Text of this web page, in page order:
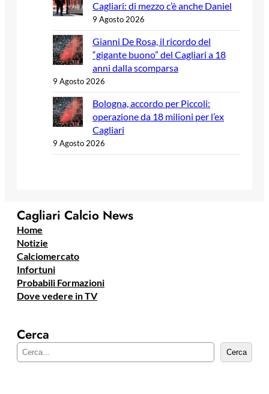
Cagliari: di mezzo c’è anche Daniel
9 Agosto 2026
Gianni De Rosa, il ricordo del
“gigante buono” del Cagliari a 18
anni dalla scomparsa
9 Agosto 2026
Bologna, accordo per Piccoli:
operazione da 18 milioni per l’ex
Cagliari
9 Agosto 2026
Cagliari Calcio News
Home
Notizie
Calciomercato
Infortuni
Probabili Formazioni
Dove vedere in TV
Cerca
e
Cerca